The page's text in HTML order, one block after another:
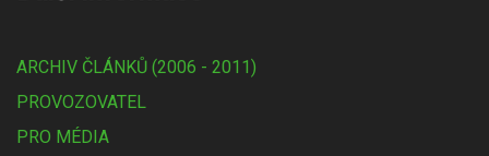
ARCHIV ČLÁNKŮ (2006 - 2011)
PROVOZOVATEL
PRO MÉDIA